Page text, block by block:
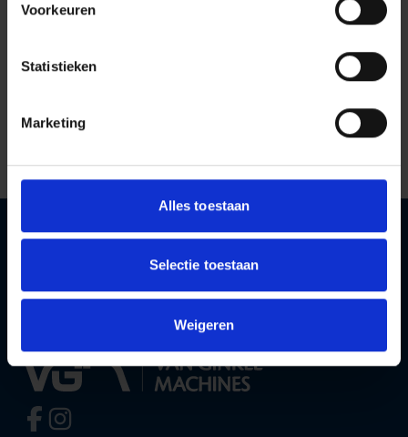
Voorkeuren
Statistieken
Marketing
Alles toestaan
Selectie toestaan
Weigeren